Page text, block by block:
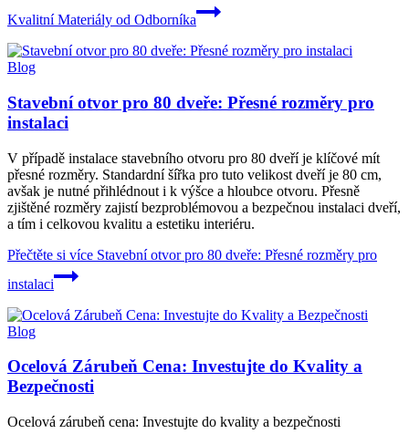
Kvalitní Materiály od Odborníka
Blog
Stavební otvor pro 80 dveře: Přesné rozměry pro
instalaci
V případě instalace stavebního otvoru pro 80 dveří je klíčové mít
přesné rozměry. Standardní šířka pro tuto velikost dveří je 80 cm,
avšak je nutné přihlédnout i k výšce a hloubce otvoru. Přesně
zjištěné rozměry zajistí bezproblémovou a bezpečnou instalaci dveří,
a tím i celkovou kvalitu a estetiku interiéru.
Přečtěte si více Stavební otvor pro 80 dveře: Přesné rozměry pro
instalaci
Blog
Ocelová Zárubeň Cena: Investujte do Kvality a
Bezpečnosti
Ocelová zárubeň cena: Investujte do kvality a bezpečnosti